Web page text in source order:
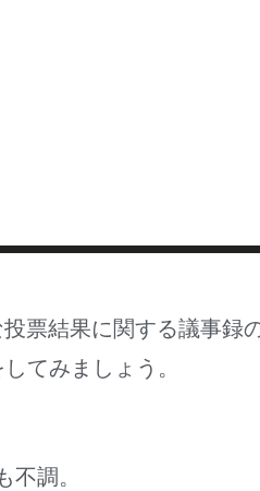
票結果に関する議事録
てみましょう。
不調。